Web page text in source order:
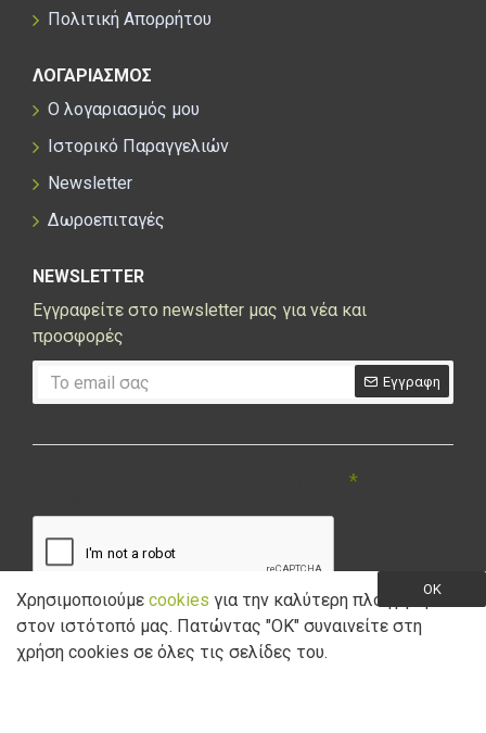
Πολιτική Απορρήτου
ΛΟΓΑΡΙΑΣΜΟΣ
Ο λογαριασμός μου
Ιστορικό Παραγγελιών
Newsletter
Δωροεπιταγές
NEWSLETTER
Εγγραφείτε στο newsletter μας για νέα και
προσφορές
Εγγραφη
Έχω διαβάσει και αποδέχομαι την Πολιτική Απορρήτου
OK
Χρησιμοποιούμε cookies για την καλύτερη πλοήγηση
στον ιστότοπό μας. Πατώντας "ΟK" συναινείτε στη
χρήση cookies σε όλες τις σελίδες του.
Filter Products